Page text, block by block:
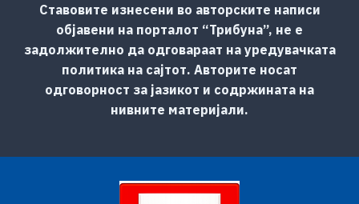
Ставовите изнесени во авторските написи
објавени на порталот “Трибуна”, не е
задолжително да одговараат на уредувачката
политика на сајтот. Авторите носат
одговорност за јазикот и содржината на
нивните материјали.